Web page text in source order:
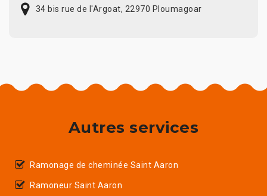
34 bis rue de l'Argoat, 22970 Ploumagoar
Autres services
Ramonage de cheminée Saint Aaron
Ramoneur Saint Aaron